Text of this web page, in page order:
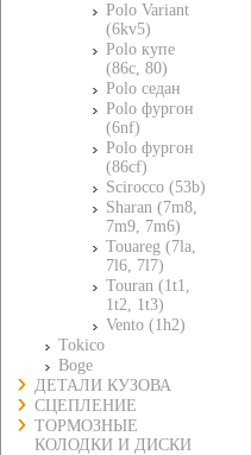
Polo Variant
(6kv5)
Polo купе
(86c, 80)
Polo седан
Polo фургон
(6nf)
Polo фургон
(86cf)
Scirocco (53b)
Sharan (7m8,
7m9, 7m6)
Touareg (7la,
7l6, 7l7)
Touran (1t1,
1t2, 1t3)
Vento (1h2)
Tokico
Boge
ДЕТАЛИ КУЗОВА
СЦЕПЛЕНИЕ
ТОРМОЗНЫЕ
КОЛОДКИ И ДИСКИ